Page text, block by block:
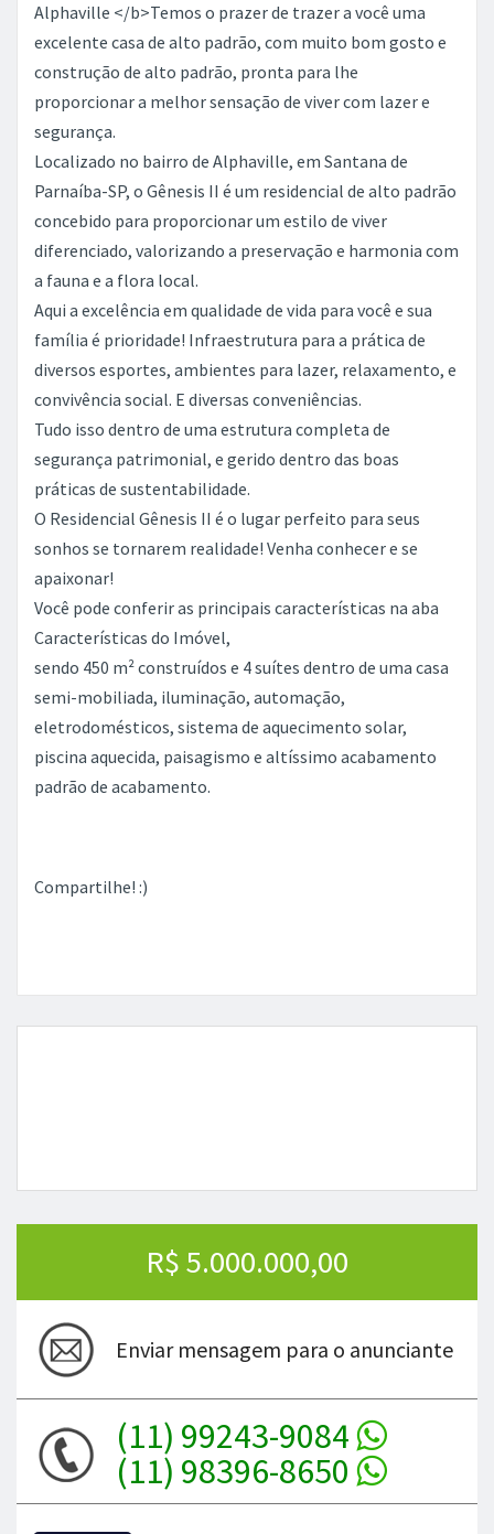
Alphaville </b>Temos o prazer de trazer a você uma
excelente casa de alto padrão, com muito bom gosto e
construção de alto padrão, pronta para lhe
proporcionar a melhor sensação de viver com lazer e
segurança.
Localizado no bairro de Alphaville, em Santana de
Parnaíba-SP, o Gênesis II é um residencial de alto padrão
concebido para proporcionar um estilo de viver
diferenciado, valorizando a preservação e harmonia com
a fauna e a flora local.
Aqui a excelência em qualidade de vida para você e sua
família é prioridade! Infraestrutura para a prática de
diversos esportes, ambientes para lazer, relaxamento, e
convivência social. E diversas conveniências.
Tudo isso dentro de uma estrutura completa de
segurança patrimonial, e gerido dentro das boas
práticas de sustentabilidade.
O Residencial Gênesis II é o lugar perfeito para seus
sonhos se tornarem realidade! Venha conhecer e se
apaixonar!
Você pode conferir as principais características na aba
Características do Imóvel,
sendo 450 m² construídos e 4 suítes dentro de uma casa
semi-mobiliada, iluminação, automação,
eletrodomésticos, sistema de aquecimento solar,
piscina aquecida, paisagismo e altíssimo acabamento
padrão de acabamento.
Compartilhe! :)
R$ 5.000.000,00
Enviar mensagem para o anunciante
(11) 99243-9084
(11) 98396-8650